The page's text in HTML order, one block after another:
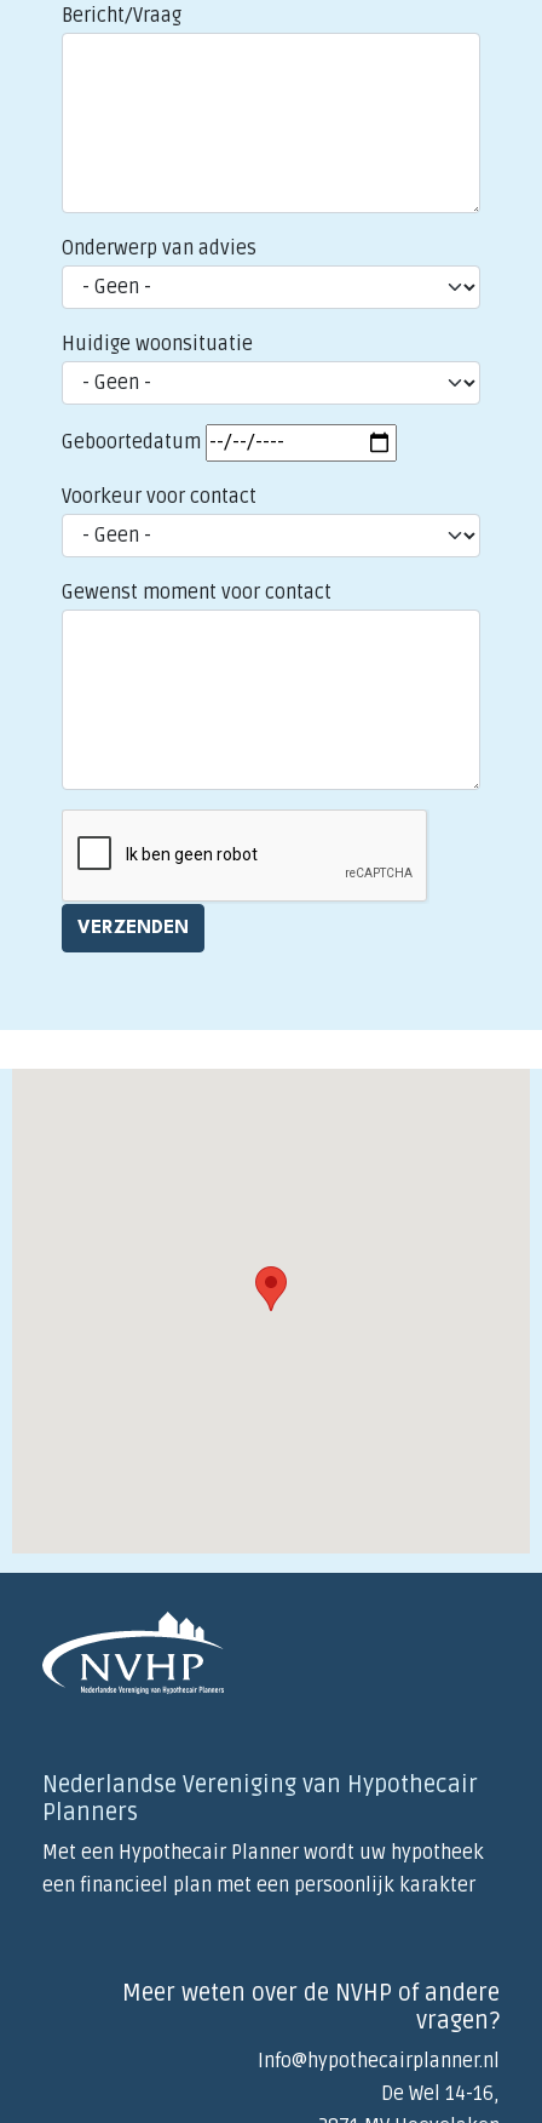
Bericht/Vraag
Onderwerp van advies
Huidige woonsituatie
Geboortedatum
Voorkeur voor contact
Gewenst moment voor contact
Nederlandse Vereniging van Hypothecair
Planners
Met een Hypothecair Planner wordt uw hypotheek
een financieel plan met een persoonlijk karakter
Meer weten over de NVHP of andere
vragen?
Info@hypothecairplanner.nl
De Wel 14-16,